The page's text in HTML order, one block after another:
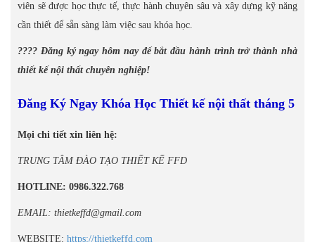
viên sẽ được học thực tế, thực hành chuyên sâu và xây dựng kỹ năng
cần thiết để sẵn sàng làm việc sau khóa học.
???? Đăng ký ngay hôm nay để bắt đầu hành trình trở thành nhà
thiết kế nội thất chuyên nghiệp!
Đăng Ký Ngay Khóa Học Thiết kế nội thất tháng 5
Mọi chi tiết xin liên hệ:
TRUNG TÂM ĐÀO TẠO THIẾT KẾ FFD
HOTLINE: 0986.322.768
EMAIL: thietkeffd@gmail.com
WEBSITE: https://thietkeffd.com